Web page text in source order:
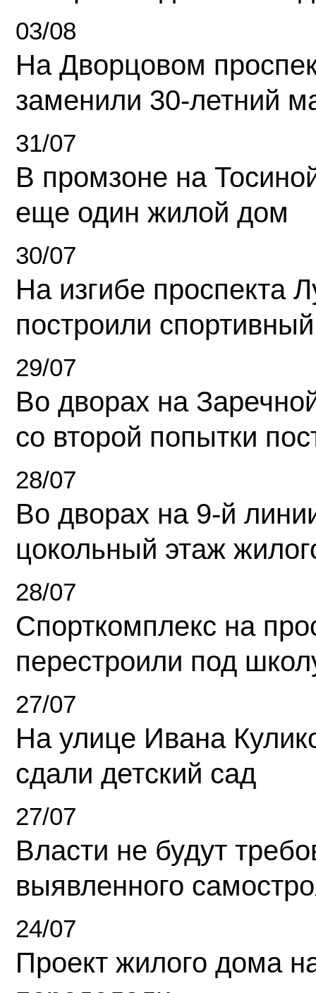
03/08
На Дворцовом
заменили 30-летний
31/07
В промзоне на
еще один жилой дом
30/07
На изгибе проспекта
построили
29/07
Во дворах на
со второй попытки
28/07
Во дворах на 9-й
цокольный этаж
28/07
Спорткомплекс на
перестроили под
27/07
На улице Ивана
сдали детский сад
27/07
Власти не будут
выявленного
24/07
Проект жилого дома